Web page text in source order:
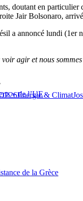
doutant en
Jair Bolsonaro,
a annoncé lundi
agir et nous
» de l’UE
Energie & Climat
de la Grèce